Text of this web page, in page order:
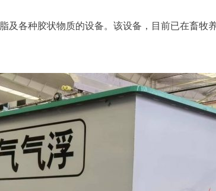
各种胶状物质的设备。该设备，目前已在畜牧